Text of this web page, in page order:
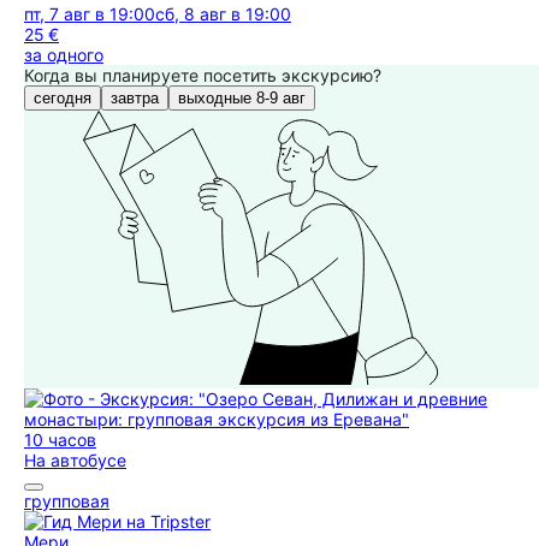
пт, 7 авг в 19:00сб, 8 авг в 19:00
25 €
за одного
Когда вы планируете посетить экскурсию?
сегодня завтра выходные 8-9 авг
10 часов
На автобусе
групповая
Мери